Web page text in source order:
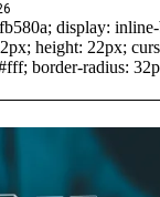
display:
height: 22px;
border-radius: